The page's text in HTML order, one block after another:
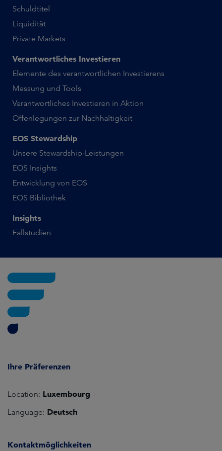
Schuldtitel
Liquidität
Private Markets
Verantwortliches Investieren
Elemente des verantwortlichen Investierens
Messung und Tools
Verantwortliches Investieren in Aktion
Offenlegungen zur Nachhaltigkeit
EOS Stewardship
Unsere Stewardship-Leistungen
EOS Insights
Entwicklung von EOS
EOS Bibliothek
Insights
Fallstudien
Ihre Präferenzen
Location: Luxembourg
Language: Deutsch
Kontaktmöglichkeiten